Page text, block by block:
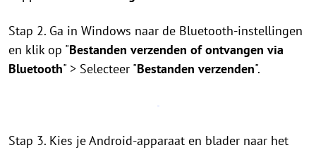
Stap 2. Ga in Windows naar de Bluetooth-instellingen
en klik op "Bestanden verzenden of ontvangen via
Bluetooth" > Selecteer "Bestanden verzenden".
Stap 3. Kies je Android-apparaat en blader naar het